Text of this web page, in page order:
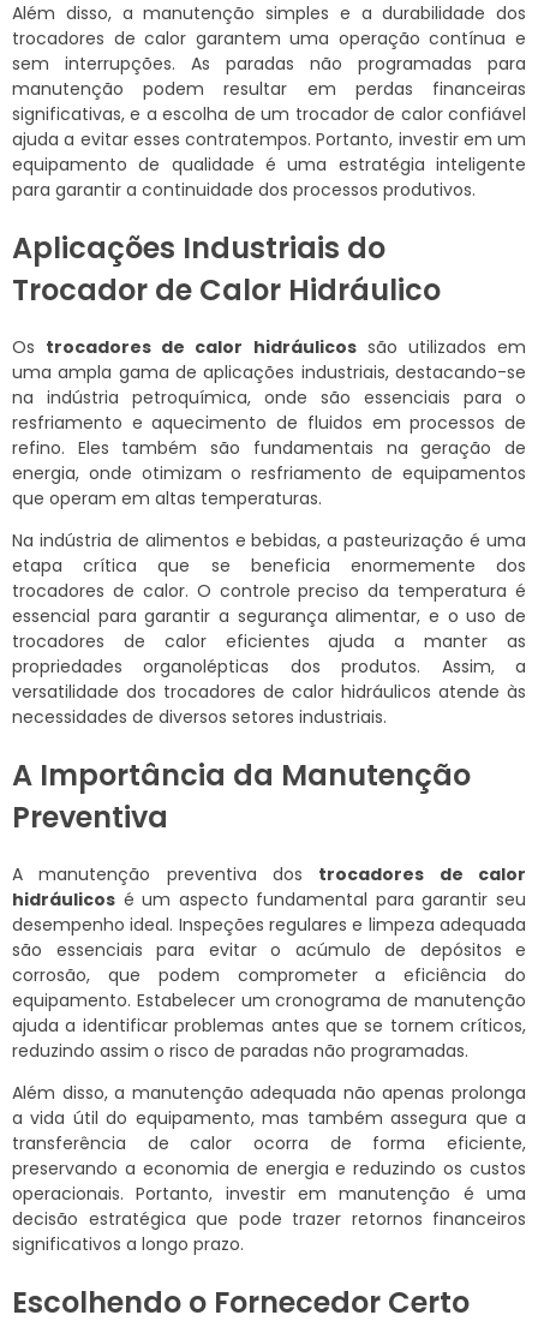
Além disso, a manutenção simples e a durabilidade dos
trocadores de calor garantem uma operação contínua e
sem interrupções. As paradas não programadas para
manutenção podem resultar em perdas financeiras
significativas, e a escolha de um trocador de calor confiável
ajuda a evitar esses contratempos. Portanto, investir em um
equipamento de qualidade é uma estratégia inteligente
para garantir a continuidade dos processos produtivos.
Aplicações Industriais do
Trocador de Calor Hidráulico
Os trocadores de calor hidráulicossão utilizados em
uma ampla gama de aplicações industriais, destacando-se
na indústria petroquímica, onde são essenciais para o
resfriamento e aquecimento de fluidos em processos de
refino. Eles também são fundamentais na geração de
energia, onde otimizam o resfriamento de equipamentos
que operam em altas temperaturas.
Na indústria de alimentos e bebidas, a pasteurização é uma
etapa crítica que se beneficia enormemente dos
trocadores de calor. O controle preciso da temperatura é
essencial para garantir a segurança alimentar, e o uso de
trocadores de calor eficientes ajuda a manter as
propriedades organolépticas dos produtos. Assim, a
versatilidade dos trocadores de calor hidráulicos atende às
necessidades de diversos setores industriais.
A Importância da Manutenção
Preventiva
A manutenção preventiva dos trocadores de calor
hidráulicos é um aspecto fundamental para garantir seu
desempenho ideal. Inspeções regulares e limpeza adequada
são essenciais para evitar o acúmulo de depósitos e
corrosão, que podem comprometer a eficiência do
equipamento. Estabelecer um cronograma de manutenção
ajuda a identificar problemas antes que se tornem críticos,
reduzindo assim o risco de paradas não programadas.
Além disso, a manutenção adequada não apenas prolonga
a vida útil do equipamento, mas também assegura que a
transferência de calor ocorra de forma eficiente,
preservando a economia de energia e reduzindo os custos
operacionais. Portanto, investir em manutenção é uma
decisão estratégica que pode trazer retornos financeiros
significativos a longo prazo.
Escolhendo o Fornecedor Certo